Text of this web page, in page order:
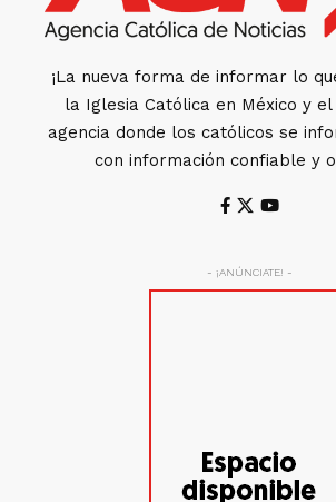
¡La nueva forma de informar lo
la Iglesia Católica en México y el
agencia donde los católicos se
con información confiable y
- ¡ANÚNCIATE! -